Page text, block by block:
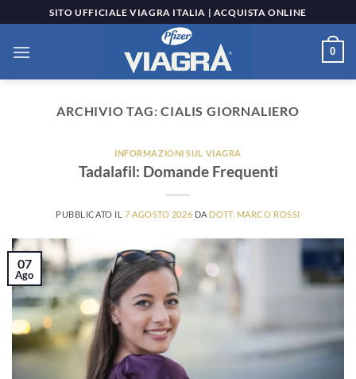
ai
contenuti
SITO UFFICIALE VIAGRA ITALIA | ACQUISTA ONLINE
0
ARCHIVIO TAG:CIALIS GIORNALIERO
INFORMAZIONI SUL VIAGRA
Tadalafil: Domande Frequenti
PUBBLICATO IL 7 AGOSTO 2026 DA DOTT. MARCO ROSSI
07
Ago